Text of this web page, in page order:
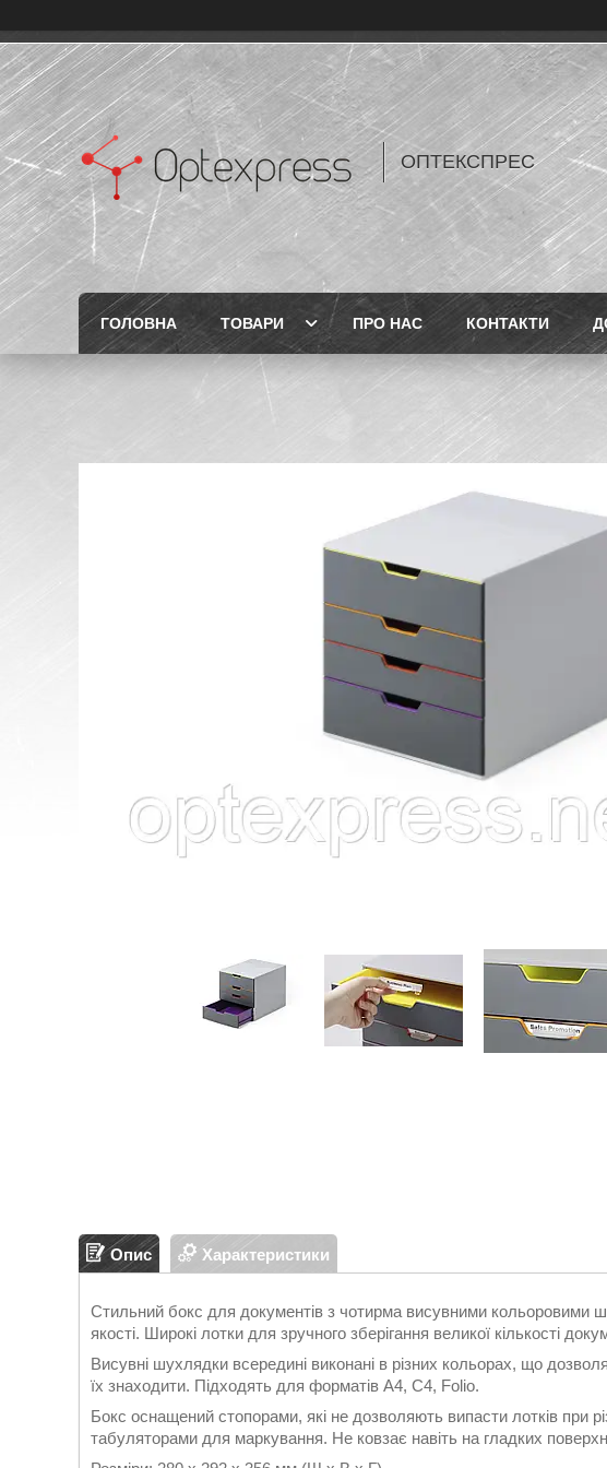
ОПТЕКСПРЕС
ГОЛОВНА ТОВАРИ ПРО НАС КОНТАКТИ
Опис Характеристики
Стильний бокс для документів з чотирма висувними кольоровими
якості. Широкі лотки для зручного зберігання великої кількості
Висувні шухлядки всередині виконані в різних кольорах, що
їх знаходити. Підходять для форматів А4, С4, Folio.
Бокс оснащений стопорами, які не дозволяють випасти лотків при
табуляторами для маркування. Не ковзає навіть на гладких